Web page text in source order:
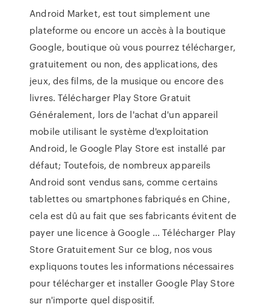
Android Market, est tout simplement une
plateforme ou encore un accès à la boutique
Google, boutique où vous pourrez télécharger,
gratuitement ou non, des applications, des
jeux, des films, de la musique ou encore des
livres. Télécharger Play Store Gratuit
Généralement, lors de l'achat d'un appareil
mobile utilisant le système d'exploitation
Android, le Google Play Store est installé par
défaut; Toutefois, de nombreux appareils
Android sont vendus sans, comme certains
tablettes ou smartphones fabriqués en Chine,
cela est dû au fait que ses fabricants évitent de
payer une licence à Google ... Télécharger Play
Store Gratuitement Sur ce blog, nos vous
expliquons toutes les informations nécessaires
pour télécharger et installer Google Play Store
sur n'importe quel dispositif.